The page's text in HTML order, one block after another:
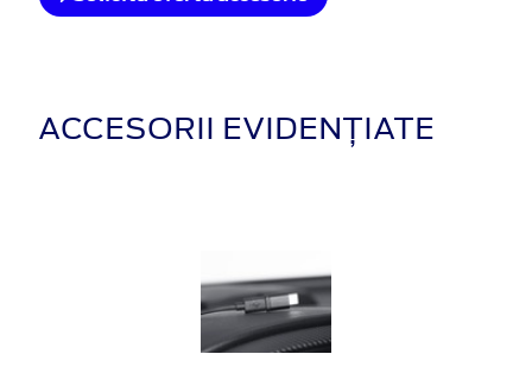
ACCESORII EVIDENȚIATE